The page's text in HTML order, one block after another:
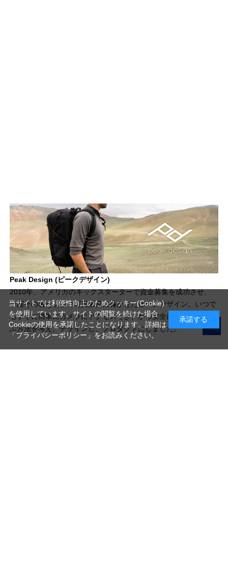
Peak Design (ピークデザイン)
2010年、アメリカのキックスターターで資金募集を成功させ、
一躍その名を世界の写真業界に轟かせたピークデザイン。いつで
もすぐに簡単にカメラにアクセスでき、かつ安全にそれを持ち運
ぶ方法を考え、デザインし、プロダクトにしました。
当サイトでは利便性向上のためクッキー(Cookie)
を使用しています。サイトの閲覧を続けた場合
Cookieの使用を承諾したことになります。詳細は
「プライバシーポリシー」 をお読みください。
承諾する